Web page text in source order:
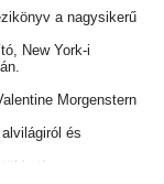
a nagysikerű
New York-i
Morgenstern
és